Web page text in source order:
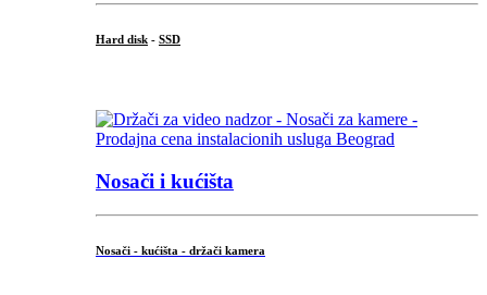
Hard disk - SSD
Nosači i kućišta
Nosači - kućišta - držači kamera